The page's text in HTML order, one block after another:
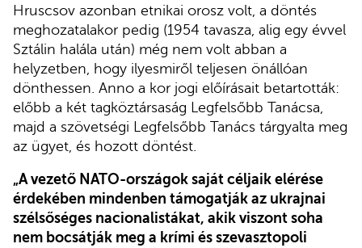
Hruscsov azonban etnikai orosz volt, a döntés
meghozatalakor pedig (1954 tavasza, alig egy évvel
Sztálin halála után) még nem volt abban a
helyzetben, hogy ilyesmiről teljesen önállóan
dönthessen. Anno a kor jogi előírásait betartották:
előbb a két tagköztársaság Legfelsőbb Tanácsa,
majd a szövetségi Legfelsőbb Tanács tárgyalta meg
az ügyet, és hozott döntést.
„A vezető NATO-országok saját céljaik elérése
érdekében mindenben támogatják az ukrajnai
szélsőséges nacionalistákat, akik viszont soha
nem bocsátják meg a krími és szevasztopoli